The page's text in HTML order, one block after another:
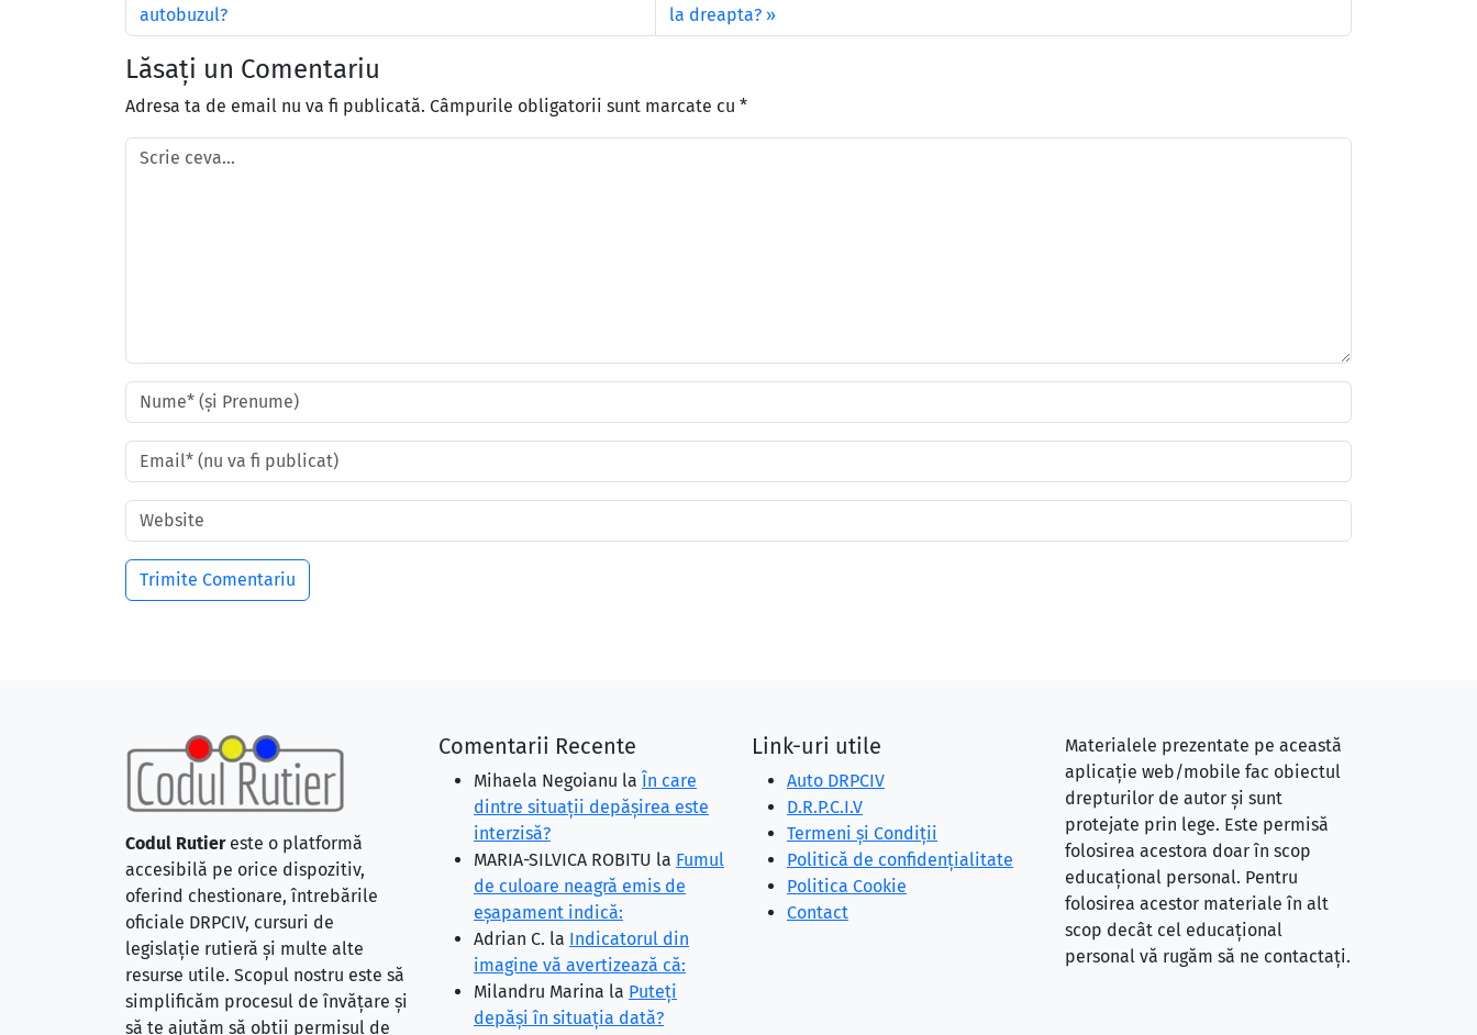
autobuzul?
la dreapta?
Lăsați un Comentariu
Adresa ta de email nu va fi publicată. Câmpurile obligatorii sunt marcate cu *
Codul Rutiereste o platformă
accesibilă pe orice dispozitiv,
oferind chestionare, întrebările
oficiale DRPCIV, cursuri de
legislație rutieră și multe alte
resurse utile. Scopul nostru este să
simplificăm procesul de învățare și
să te ajutăm să obții permisul de
Comentarii Recente
Mihaela Negoianu la În care
dintre situaţii depăşirea este
interzisă?
MARIA-SILVICA ROBITU la Fumul
de culoare neagră emis de
eşapament indică:
Adrian C. la Indicatorul din
imagine vă avertizează că:
Milandru Marina la Puteţi
depăşi în situaţia dată?
Link-uri utile
Auto DRPCIV
D.R.P.C.I.V
Termeni și Condiții
Politică de confidențialitate
Politica Cookie
Contact
Materialele prezentate pe această
aplicație web/mobile fac obiectul
drepturilor de autor și sunt
protejate prin lege. Este permisă
folosirea acestora doar în scop
educațional personal. Pentru
folosirea acestor materiale în alt
scop decât cel educațional
personal vă rugăm să ne contactați.